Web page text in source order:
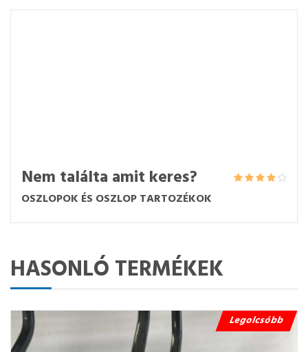
Nem találta amit keres?
OSZLOPOK ÉS OSZLOP TARTOZÉKOK
HASONLÓ TERMÉKEK
Legolcsóbb